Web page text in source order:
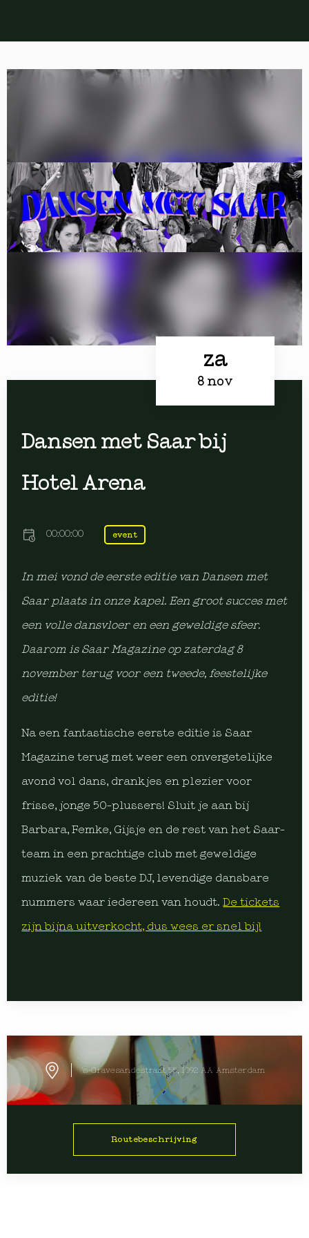
za
8 nov
Dansen met Saar bij
Hotel Arena
00:00:00 event
In mei vond de eerste editie van Dansen met
Saar plaats in onze kapel. Een groot succes met
een volle dansvloer en een geweldige sfeer.
Daarom is Saar Magazine op zaterdag 8
november terug voor een tweede, feestelijke
editie!
Na een fantastische eerste editie is Saar
Magazine terug met weer een onvergetelijke
avond vol dans, drankjes en plezier voor
frisse, jonge 50-plussers! Sluit je aan bij
Barbara, Femke, Gijsje en de rest van het Saar-
team in een prachtige club met geweldige
muziek van de beste DJ, levendige dansbare
nummers waar iedereen van houdt. De tickets
zijn bijna uitverkocht, dus wees er snel bij!
's-Gravesandestraat 55, 1092 AA Amsterdam
Routebeschrijving